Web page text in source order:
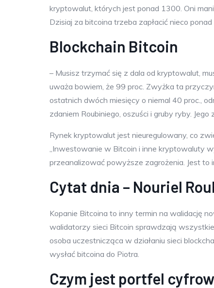
kryptowalut, których jest ponad 1300. Oni
Dzisiaj za bitcoina trzeba zapłacić nieco
Blockchain Bitcoin
– Musisz trzymać się z dala od kryptowalut,
uważa bowiem, że 99 proc. Zwyżka ta
ostatnich dwóch miesięcy o niemal 40 proc.,
zdaniem Roubiniego, oszuści i gruby ryby.
Rynek kryptowalut jest nieuregulowany, co
„Inwestowanie w Bitcoin i inne kryptowaluty
przeanalizować powyższe zagrożenia. Jest
Cytat dnia – Nouriel
Kopanie Bitcoina to inny termin na walidację
walidatorzy sieci Bitcoin sprawdzają
osoba uczestnicząca w działaniu sieci
wysłać bitcoina do Piotra.
Czym jest portfel